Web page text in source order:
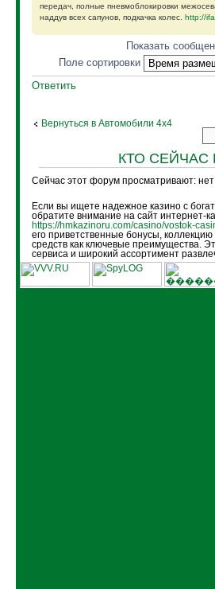
передач, полные пневмоблокировки
наддув всех сапунов, подкачка колес. http://
Показать
Поле сортировки
Ответить
Вернуться в Автомобили 4х4
КТО
Сейчас этот форум просматривают:
Если вы ищете надежное казино с
обратите внимание на сайт интернет-
https://hmkazinoru.com/casino/vostok-
его приветственные бонусы,
средств как ключевые преимущества.
сервиса и широкий ассортимент